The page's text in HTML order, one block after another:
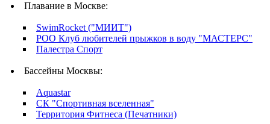
Плавание в Москве:
SwimRocket ("МИИТ")
РОО Клуб любителей прыжков в воду "МАСТЕРС"
Палестра Спорт
Бассейны Москвы:
Aquastar
СК "Спортивная вселенная"
Территория Фитнеса (Печатники)